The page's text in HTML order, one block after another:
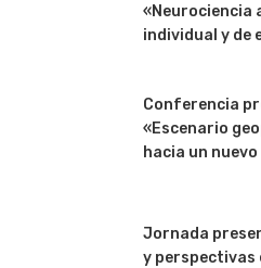
«Neurociencia
individual y de
Conferencia
«Escenario
hacia un
Jornada
y perspectivas